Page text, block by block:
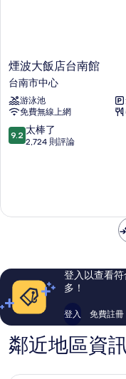
煙
波
大
飯
店
台
南
心
煙波大飯店台南館
台南市中心
游泳池
免費無線上網
9.2
分，
棒
評
論
9.2 太棒了
2,724 則評論
登入以查看
多！
登入 免費註冊
鄰近地區資